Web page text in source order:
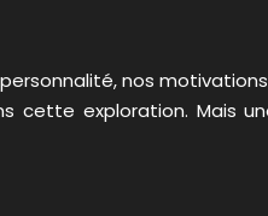
nos
cette exploration. Mais